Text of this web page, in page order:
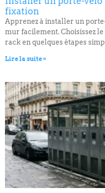
fixation
Apprenez à installer un
mur facilement. Choisissez
rack en quelques étapes
Lire la suite »